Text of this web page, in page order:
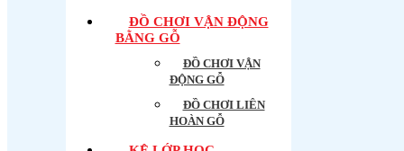
ĐỒ CHƠI VẬN ĐỘNG
BẰNG GỖ
ĐỒ CHƠI VẬN
ĐỘNG GỖ
ĐỒ CHƠI LIÊN
HOÀN GỖ